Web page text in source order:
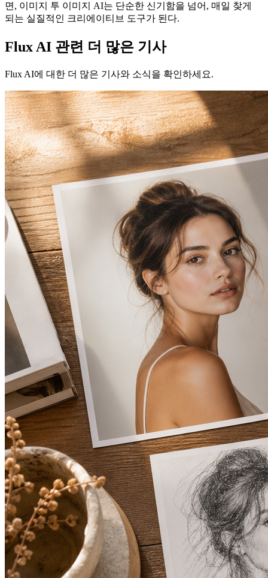
면, 이미지 투 이미지 AI는 단순한 신기함을 넘어, 매일 찾게
되는 실질적인 크리에이티브 도구가 된다.
Flux AI 관련 더 많은 기사
Flux AI에 대한 더 많은 기사와 소식을 확인하세요.